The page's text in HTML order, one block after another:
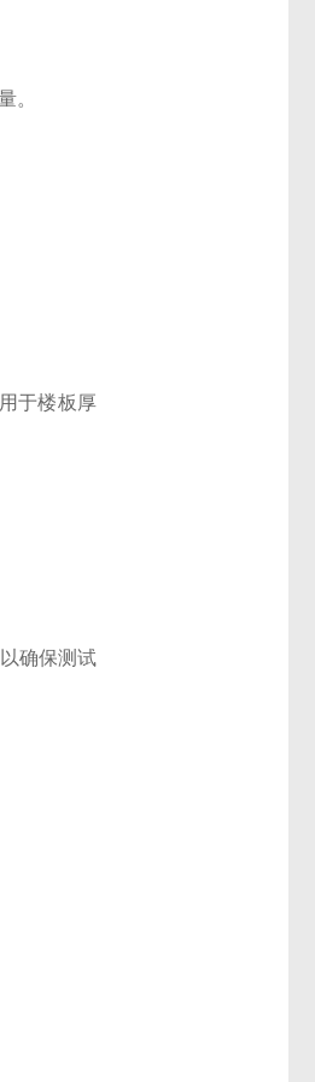
。
于楼板厚
确保测试